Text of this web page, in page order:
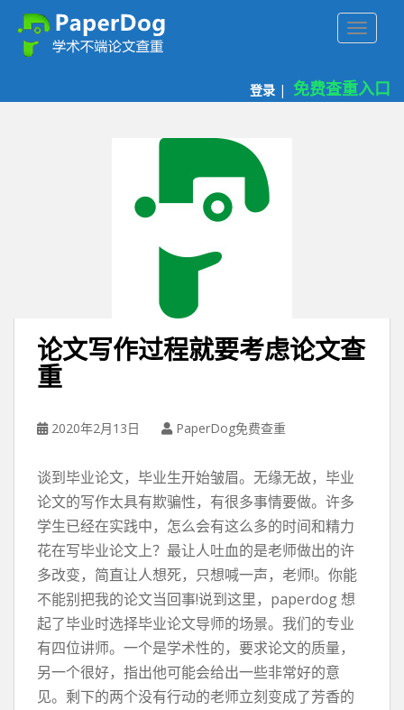
登录 | 免费查重入口
论文写作过程就要考虑论文查
重
2020年2月13日 PaperDog免费查重
谈到毕业论文，毕业生开始皱眉。无缘无故，毕业
论文的写作太具有欺骗性，有很多事情要做。许多
学生已经在实践中，怎么会有这么多的时间和精力
花在写毕业论文上？最让人吐血的是老师做出的许
多改变，简直让人想死，只想喊一声，老师!。你能
不能别把我的论文当回事!说到这里，paperdog 想
起了毕业时选择毕业论文导师的场景。我们的专业
有四位讲师。一个是学术性的，要求论文的质量，
另一个很好，指出他可能会给出一些非常好的意
见。剩下的两个没有行动的老师立刻变成了芳香的